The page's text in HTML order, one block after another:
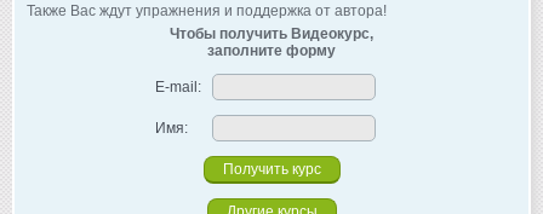
Также Вас ждут упражнения и поддержка от автора!
Чтобы получить Видеокурс,
заполните форму
E-mail:
Имя: